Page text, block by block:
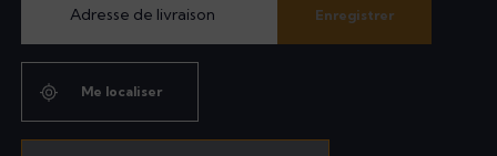
Enregistrer
Me localiser